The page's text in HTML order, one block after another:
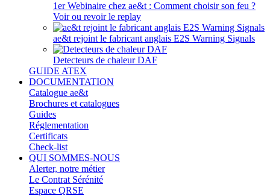
1er Webinaire chez ae&t : Comment choisir son feu ?
Voir ou revoir le replay
ae&t rejoint le fabricant anglais E2S Warning Signals
Detecteurs de chaleur DAF
GUIDE ATEX
DOCUMENTATION
Catalogue ae&t
Brochures et catalogues
Guides
Réglementation
Certificats
Check-list
QUI SOMMES-NOUS
Alerter, notre métier
Le Contrat Sérénité
Espace QRSE